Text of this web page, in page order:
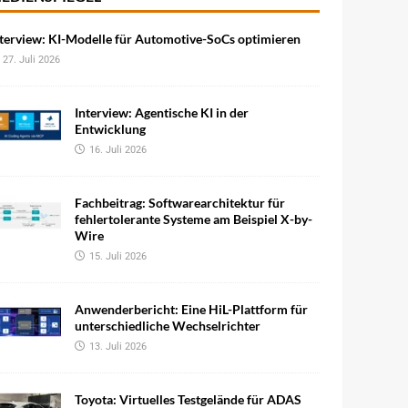
KI-Modelle für Automotive-SoCs optimieren
27. Juli 2026
Interview: Agentische KI in der
Entwicklung
16. Juli 2026
Fachbeitrag: Softwarearchitektur für
fehlertolerante Systeme am Beispiel X-by-
Wire
15. Juli 2026
Anwenderbericht: Eine HiL-Plattform für
unterschiedliche Wechselrichter
13. Juli 2026
Toyota: Virtuelles Testgelände für ADAS